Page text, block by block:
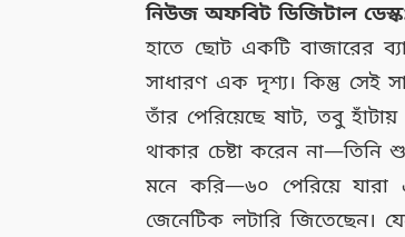
নিউজ অফবিট ডিজিটাল
হাতে ছোট একটি বাজারের
সাধারণ এক দৃশ্য। কিন্তু সেই
তাঁর পেরিয়েছে ষাট, তবু
থাকার চেষ্টা করেন না—তিনি
মনে করি—৬০ পেরিয়ে
জেনেটিক লটারি জিতেছেন।